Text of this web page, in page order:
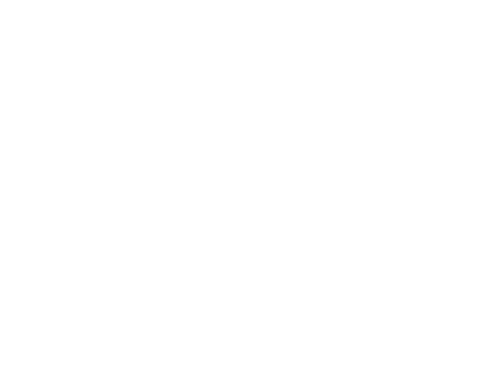
AGE
0          11m
1          11m